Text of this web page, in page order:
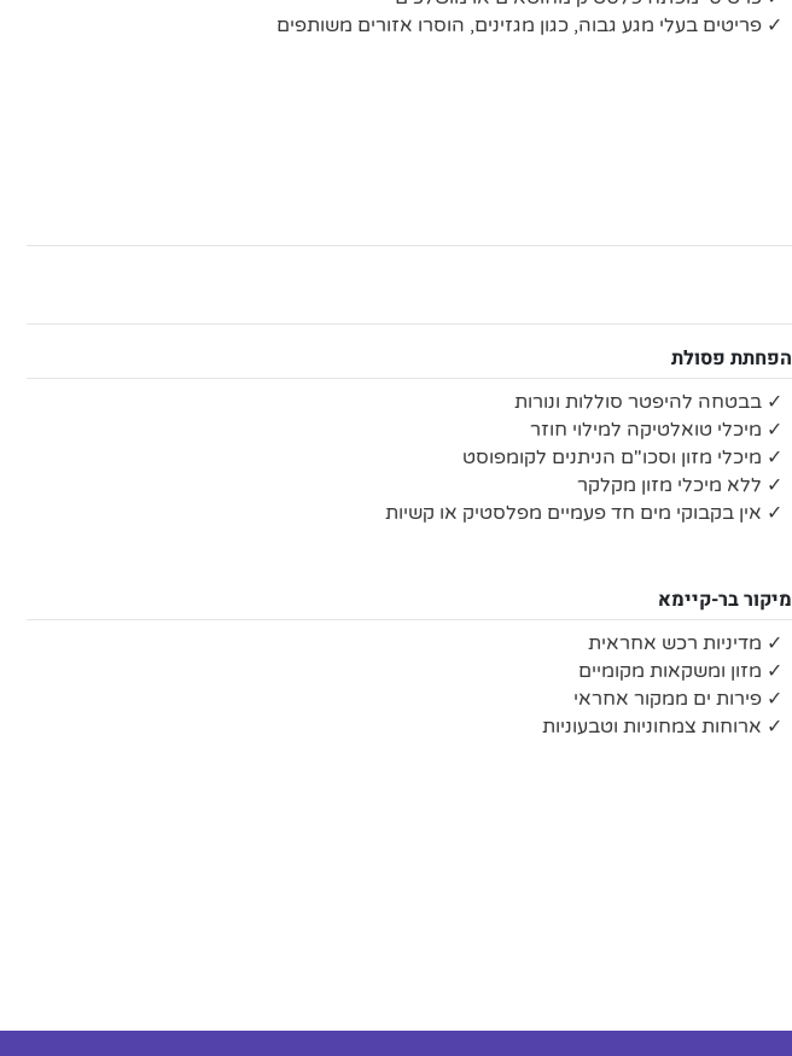
✓ פריטים בעלי מגע גבוה, כגון מגזינים, הוסרו אזורים משותפים
הפחתת פסולת
✓ בבטחה להיפטר סוללות ונורות
✓ מיכלי טואלטיקה למילוי חוזר
✓ מיכלי מזון וסכו"ם הניתנים לקומפוסט
✓ ללא מיכלי מזון מקלקר
✓ אין בקבוקי מים חד פעמיים מפלסטיק או קשיות
מיקור בר-קיימא
✓ מדיניות רכש אחראית
✓ מזון ומשקאות מקומיים
✓ פירות ים ממקור אחראי
✓ ארוחות צמחוניות וטבעוניות